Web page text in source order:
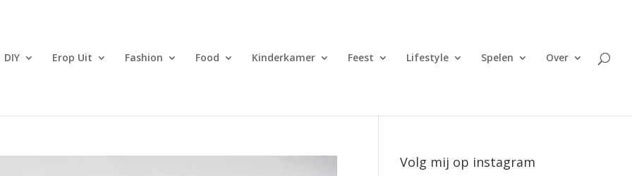
DIY Erop Uit Fashion Food Kinderkamer Feest Lifestyle Spelen Over
Volg mij op instagram